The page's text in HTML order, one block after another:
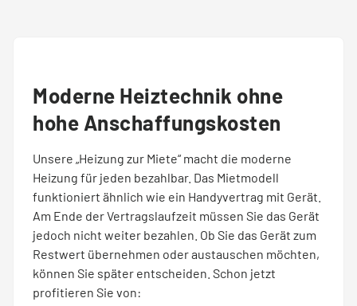
Moderne Heiztechnik ohne
hohe Anschaffungskosten
Unsere „Heizung zur Miete“ macht die moderne
Heizung für jeden bezahlbar. Das Mietmodell
funktioniert ähnlich wie ein Handyvertrag mit Gerät.
Am Ende der Vertragslaufzeit müssen Sie das Gerät
jedoch nicht weiter bezahlen. Ob Sie das Gerät zum
Restwert übernehmen oder austauschen möchten,
können Sie später entscheiden. Schon jetzt
profitieren Sie von: